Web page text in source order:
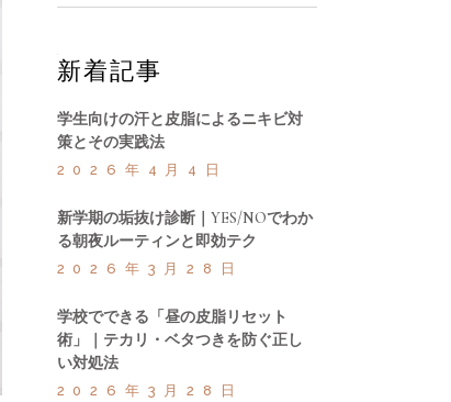
新着記事
学生向けの汗と皮脂によるニキビ対
策とその実践法
2026年4月4日
新学期の垢抜け診断｜YES/NOでわか
る朝夜ルーティンと即効テク
2026年3月28日
学校でできる「昼の皮脂リセット
術」｜テカリ・ベタつきを防ぐ正し
い対処法
2026年3月28日